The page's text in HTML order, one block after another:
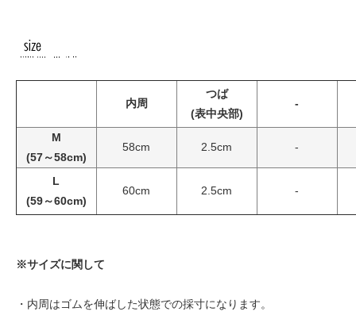
内周
つば
(表中央部)
-
M
(57～58cm)
58cm 2.5cm -
L
(59～60cm)
60cm 2.5cm -
※サイズに関して
・内周はゴムを伸ばした状態での採寸になります。